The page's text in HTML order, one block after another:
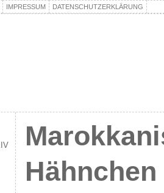
IMPRESSUM DATENSCHUTZERKLÄRUNG
Hähnchen